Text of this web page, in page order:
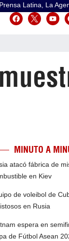
Prensa Latina, La
MINUTO A
atacó fábrica de
en Kiev
de voleibol de
en Rusia
espera en
de Fútbol Asean